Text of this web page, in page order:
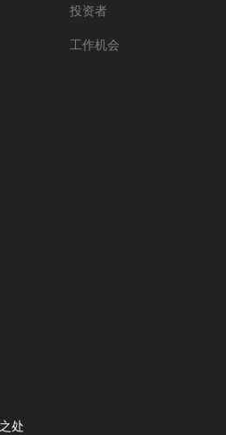
投资者
工作机会
处